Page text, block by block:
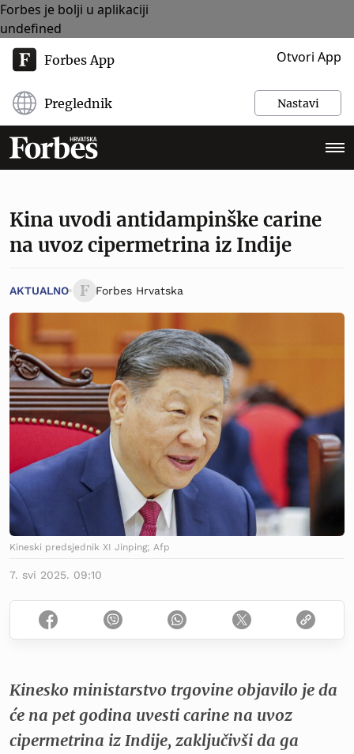
Forbes je bolji u aplikaciji
undefined
Forbes App Otvori App
Preglednik Nastavi
Kina uvodi antidampinške carine
na uvoz cipermetrina iz Indije
AKTUALNO Forbes Hrvatska
Kineski predsjednik XI Jinping; Afp
7. svi 2025. 09:10
Kinesko ministarstvo trgovine objavilo je da
će na pet godina uvesti carine na uvoz
cipermetrina iz Indije, zaključivši da ga